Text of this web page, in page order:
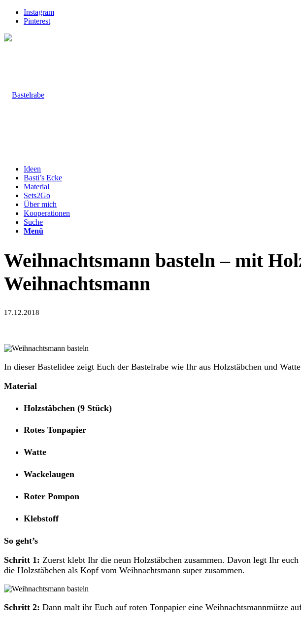
Instagram
Pinterest
Ideen
Basti’s Ecke
Material
Sets2Go
Über mich
Kooperationen
Suche
Menü
Weihnachtsmann basteln – mit
Weihnachtsmann
17.12.2018
In dieser Bastelidee zeigt Euch der Bastelrabe wie Ihr aus Holzstäbchen und
Material
Holzstäbchen (9 Stück)
Rotes Tonpapier
Watte
Wackelaugen
Roter Pompon
Klebstoff
So geht’s
Schritt 1: Zuerst klebt Ihr die neun Holzstäbchen zusammen. Davon legt Ihr
die Holzstäbchen als Kopf vom Weihnachtsmann super zusammen.
Schritt 2: Dann malt ihr Euch auf roten Tonpapier eine Weihnachtsmannmütze